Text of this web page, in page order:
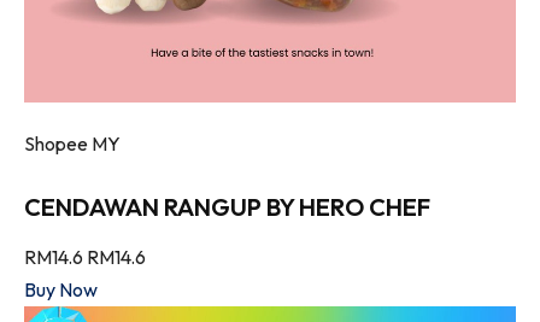
Shopee MY
CENDAWAN RANGUP BY HERO CHEF
RM14.6 RM14.6
Buy Now